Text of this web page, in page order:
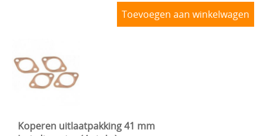
Toevoegen aan winkelwagen
Koperen uitlaatpakking 41 mm